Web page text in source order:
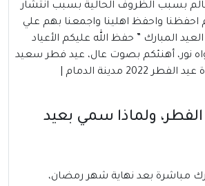
بسبب الظروف الحالية بسبب انتشار
احفظنا واحفظ اهلينا واجمعنا بهم علي
المبارك ” حفظ الله عليكم الأعياد
نور، أهنئكم بصوت عال، عيد فطر سعيد
يا أعزائي ” موعد صلاة عيد الفطر 2022 مدينة الدمام |
الفطر، ولماذا سمي بعيد
مباشرة بعد نهاية شهر رمضان،